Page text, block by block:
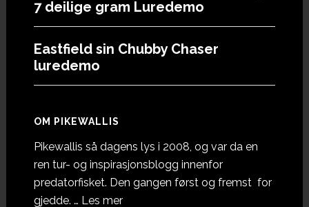
7 deilige gram Luredemo
Eastfield sin Chubby Chaser
luredemo
OM PIKEWALLIS
Pikewallis så dagens lys i 2008, og var da en
ren tur- og inspirasjonsblogg innenfor
predatorfisket. Den gangen først og fremst for
gjedde. … Les meromOm